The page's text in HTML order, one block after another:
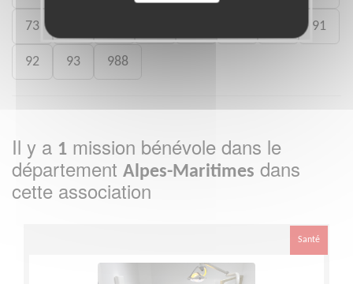
73 91
92 93 988
Il y a 1 mission bénévole dans le
département Alpes-Maritimes dans
cette association
Santé